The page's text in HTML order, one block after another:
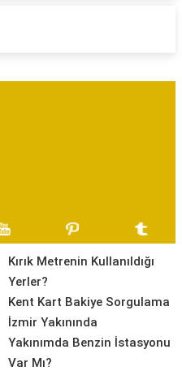
Kırık Metrenin Kullanıldığı
Yerler?
Kent Kart Bakiye Sorgulama
İzmir Yakınında
Yakınımda Benzin İstasyonu
Var Mı?